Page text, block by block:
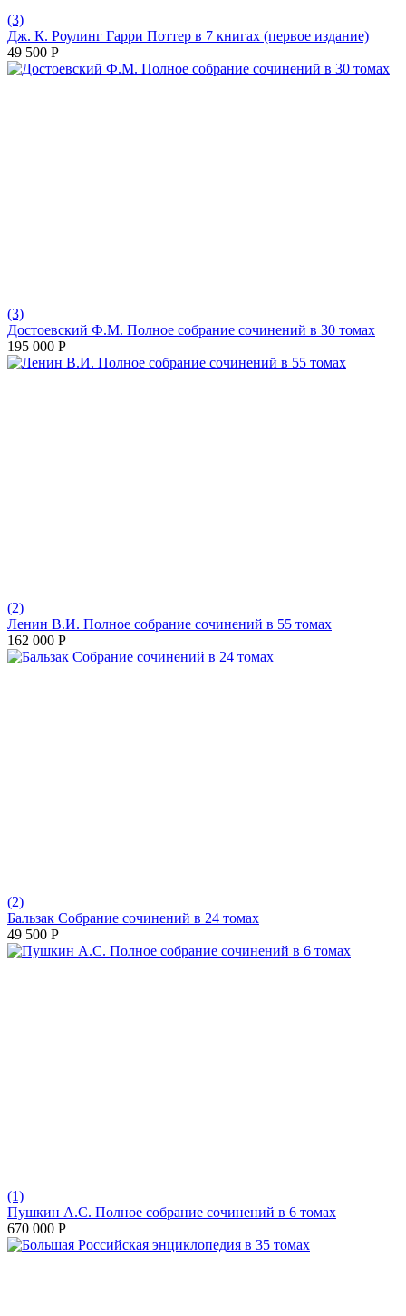
(3)
Дж. К. Роулинг Гарри Поттер в 7 книгах (первое издание)
49 500 Р
(3)
Достоевский Ф.М. Полное собрание сочинений в 30 томах
195 000 Р
(2)
Ленин В.И. Полное собрание сочинений в 55 томах
162 000 Р
(2)
Бальзак Собрание сочинений в 24 томах
49 500 Р
(1)
Пушкин А.С. Полное собрание сочинений в 6 томах
670 000 Р